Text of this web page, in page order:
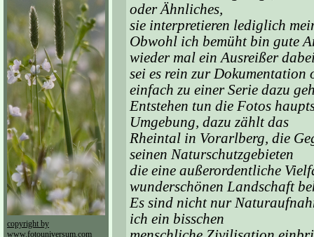
copyright by
www.fotouniversum.com
oder Ähnliches,
sie interpretieren lediglich
Obwohl ich bemüht bin gute
wieder mal ein Ausreißer
sei es rein zur
einfach zu einer Serie dazu
Entstehen tun die Fotos
Umgebung, dazu zählt das
Rheintal in Vorarlberg, die
seinen Naturschutzgebieten
die eine außerordentliche
wunderschönen Landschaft
Es sind nicht nur
ich ein bisschen